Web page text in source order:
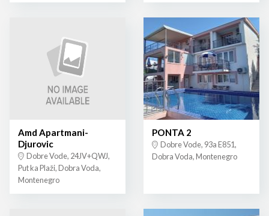
Amd Apartmani-
Djurovic
Dobre Vode, 24JV+QWJ,
Put ka Plaži, Dobra Voda,
Montenegro
PONTA 2
Dobre Vode, 93a E851,
Dobra Voda, Montenegro